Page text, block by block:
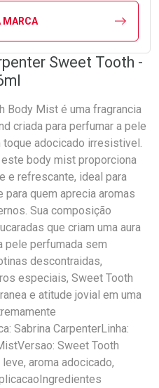
MARCA
Sweet Tooth -
Body Mist é uma fragrancia
criada para perfumar a pele
adocicado irresistivel.
body mist proporciona
e refrescante, ideal para
quem aprecia aromas
Sua composição
que criam uma aura
pele perfumada sem
descontraidas,
especiais, Sweet Tooth
e atitude jovial em uma
Sabrina CarpenterLinha:
Sweet Tooth
aroma adocicado,